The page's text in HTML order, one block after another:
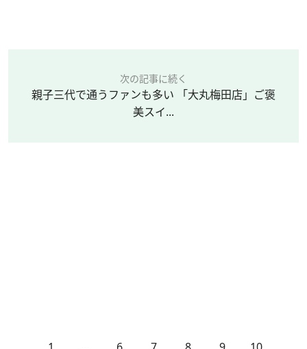
次の記事に続く
親子三代で通うファンも多い 「大丸梅田店」ご褒
美スイ...